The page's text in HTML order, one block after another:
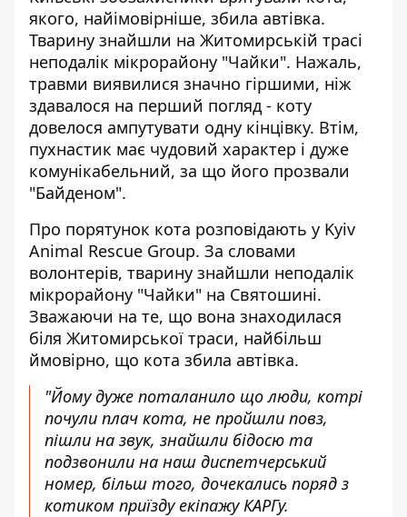
якого, найімовірніше, збила автівка.
Тварину знайшли на Житомирській трасі
неподалік мікрорайону "Чайки". Нажаль,
травми виявилися значно гіршими, ніж
здавалося на перший погляд - коту
довелося ампутувати одну кінцівку. Втім,
пухнастик має чудовий характер і дуже
комунікабельний, за що його прозвали
"Байденом".
Про порятунок кота розповідають у Kyiv
Animal Rescue Group. За словами
волонтерів, тварину знайшли неподалік
мікрорайону "Чайки" на Святошині.
Зважаючи на те, що вона знаходилася
біля Житомирської траси, найбільш
ймовірно, що кота збила автівка.
"Йому дуже поталанило що люди, котрі
почули плач кота, не пройшли повз,
пішли на звук, знайшли бідосю та
подзвонили на наш диспетчерський
номер, більш того, дочекались поряд з
котиком приїзду екіпажу КАРГу.